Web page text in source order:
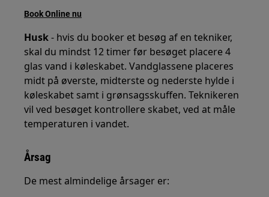
Book Online nu
Husk- hvis du booker et besøg af en tekniker,
skal du mindst 12 timer før besøget placere 4
glas vand i køleskabet. Vandglassene placeres
midt på øverste, midterste og nederste hylde i
køleskabet samt i grønsagsskuffen. Teknikeren
vil ved besøget kontrollere skabet, ved at måle
temperaturen i vandet.
Årsag
De mest almindelige årsager er: